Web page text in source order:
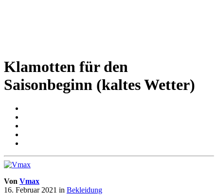
Klamotten für den
Saisonbeginn (kaltes Wetter)
Von Vmax
16. Februar 2021 in Bekleidung